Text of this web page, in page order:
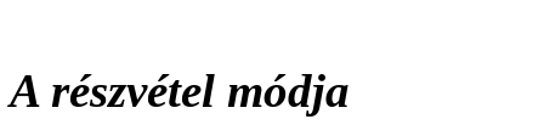
A részvétel módja